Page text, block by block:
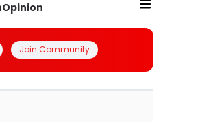
Opinion
Join Community